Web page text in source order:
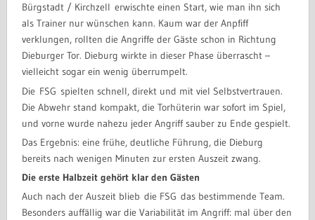
Bürgstadt / Kirchzell erwischte einen Start, wie man ihn sich
als Trainer nur wünschen kann. Kaum war der Anpfiff
verklungen, rollten die Angriffe der Gäste schon in Richtung
Dieburger Tor. Dieburg wirkte in dieser Phase überrascht –
vielleicht sogar ein wenig überrumpelt.
Die FSG spielten schnell, direkt und mit viel Selbstvertrauen.
Die Abwehr stand kompakt, die Torhüterin war sofort im Spiel,
und vorne wurde nahezu jeder Angriff sauber zu Ende gespielt.
Das Ergebnis: eine frühe, deutliche Führung, die Dieburg
bereits nach wenigen Minuten zur ersten Auszeit zwang.
Die erste Halbzeit gehört klar den Gästen
Auch nach der Auszeit blieb die FSG das bestimmende Team.
Besonders auffällig war die Variabilität im Angriff: mal über den